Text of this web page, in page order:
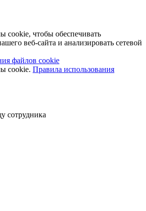
cookie, чтобы обеспечивать
веб-сайта и анализировать сетевой
файлов cookie
cookie. Правила использования
сотрудника